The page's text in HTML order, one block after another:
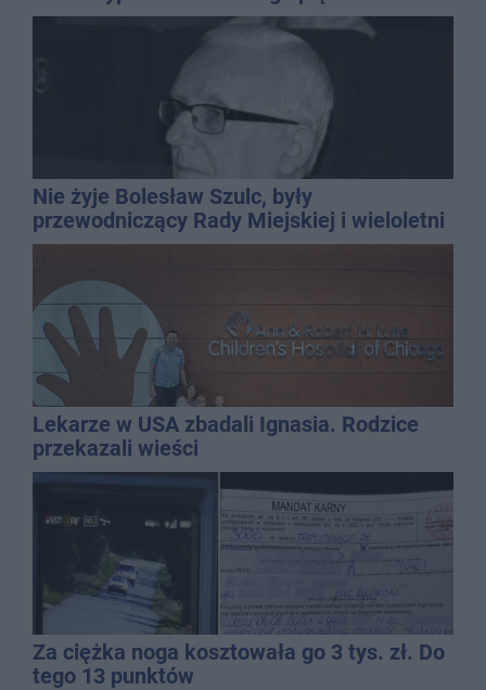
Nie żyje Bolesław Szulc, były
przewodniczący Rady Miejskiej i wieloletni
dyrektor SP 14
Lekarze w USA zbadali Ignasia. Rodzice
przekazali wieści
Za ciężka noga kosztowała go 3 tys. zł. Do
tego 13 punktów